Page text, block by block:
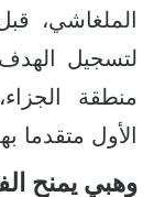
لتسجيل
منطقة
الأول متقدما
وهبي يمنح